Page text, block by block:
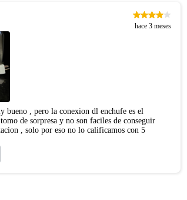
hace 3 meses
bueno , pero la conexion dl enchufe es el
de sorpresa y no son faciles de conseguir
, solo por eso no lo calificamos con 5